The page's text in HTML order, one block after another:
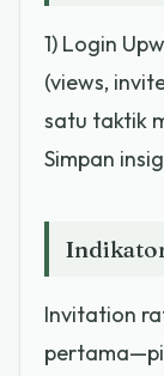
1) Login
(views,
satu taktik
Simpan
Invitation